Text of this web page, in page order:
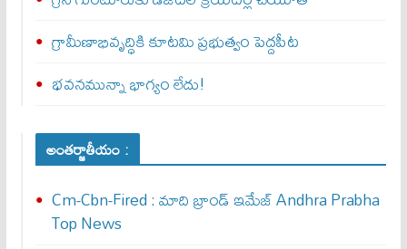
గ్రామీణాభివృద్ధికి కూటమి ప్రభుత్వం పెద్దపీట
భవనమున్నా భాగ్యం లేదు!
అంతర్జాతీయం :
Cm-Cbn-Fired : మాది బ్రాండ్ ఇమేజ్ Andhra Prabha
Top News